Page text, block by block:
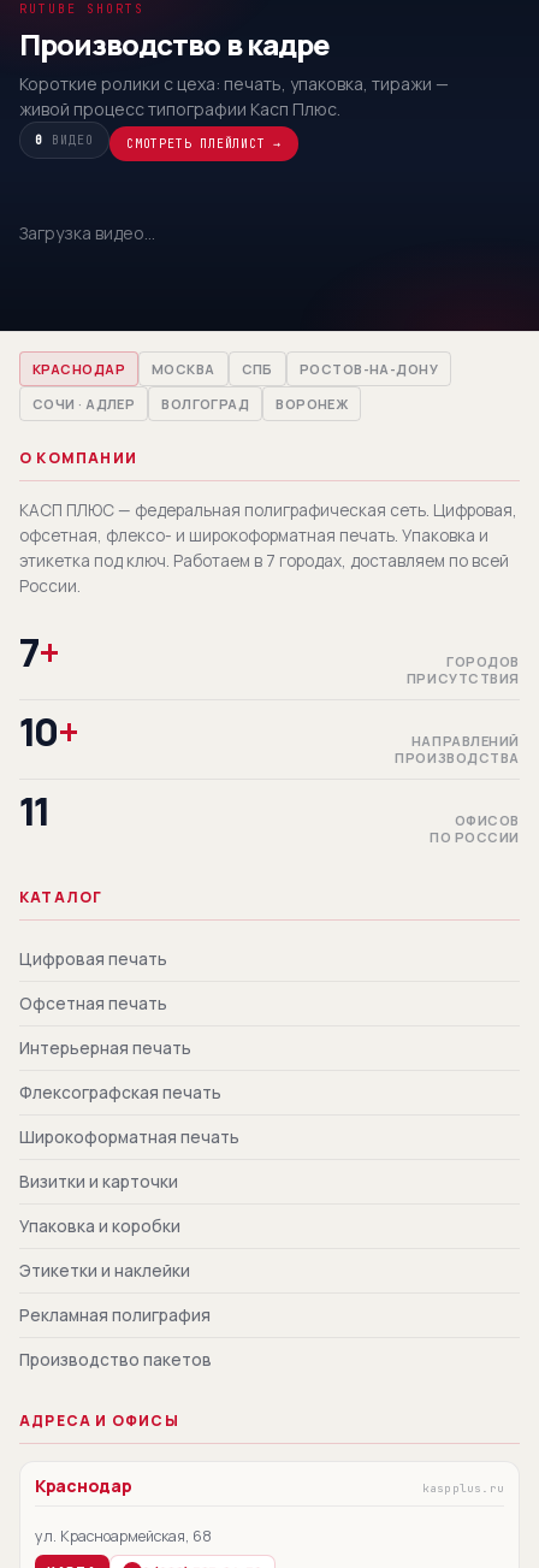
RUTUBE SHORTS
Производство в кадре
Короткие ролики с цеха: печать, упаковка, тиражи —
живой процесс типографии Касп Плюс.
0 ВИДЕО СМОТРЕТЬ ПЛЕЙЛИСТ →
Загрузка видео…
КРАСНОДАР МОСКВА СПБ
РОСТОВ-НА-ДОНУ
СОЧИ · АДЛЕР
ВОЛГОГРАД ВОРОНЕЖ
О КОМПАНИИ
КАСП ПЛЮС — федеральная полиграфическая сеть. Цифровая,
офсетная, флексо- и широкоформатная печать. Упаковка и
этикетка под ключ. Работаем в 7 городах, доставляем по всей
России.
7+
ГОРОДОВ
ПРИСУТСТВИЯ
10+
НАПРАВЛЕНИЙ
ПРОИЗВОДСТВА
11
ОФИСОВ
ПО РОССИИ
КАТАЛОГ
Цифровая печать
Офсетная печать
Интерьерная печать
Флексографская печать
Широкоформатная печать
Визитки и карточки
Упаковка и коробки
Этикетки и наклейки
Рекламная полиграфия
Производство пакетов
АДРЕСА И ОФИСЫ
Краснодар kaspplus.ru
ул. Красноармейская, 68